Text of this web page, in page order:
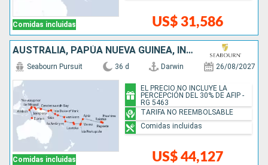
Comidas incluidas US$ 31,586
AUSTRALIA, PAPÚA NUEVA GUINEA, INDONESIA, ISLAS SALOMON, VANUATU, FIDJI (ISLAS), TONGA, SAMOA, ILES COOK, FRANCIA
Comidas incluidas
Seabourn Pursuit 36 d Darwin 26/08/2027
US$ 44,127
EL PRECIO NO INCLUYE LA
PERCEPCIÓN DEL 30% DE AFIP -
RG 5463
TARIFA NO REEMBOLSABLE
Comidas incluidas